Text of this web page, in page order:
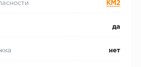
КМ2
да
нет